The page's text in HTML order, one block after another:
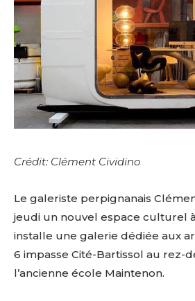
Crédit: Clément Cividino
Le galeriste perpignanais
jeudi un nouvel espace culturel
installe une galerie dédiée aux
6 impasse Cité-Bartissol au rez-
l’ancienne école Maintenon.